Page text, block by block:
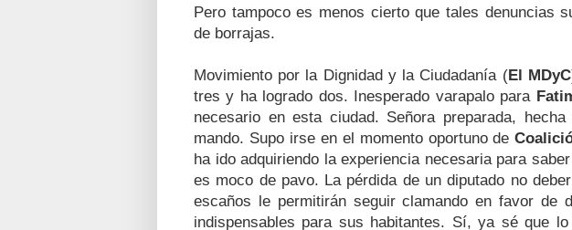
Pero tampoco es menos cierto que tales denuncias
de borrajas.
Movimiento por la Dignidad y la Ciudadanía (El MDyC
tres y ha logrado dos. Inesperado varapalo para
necesario en esta ciudad. Señora preparada,
mando. Supo irse en el momento oportuno de
ha ido adquiriendo la experiencia necesaria para
es moco de pavo. La pérdida de un diputado no
escaños le permitirán seguir clamando en favor de
indispensables para sus habitantes. Sí, ya sé que